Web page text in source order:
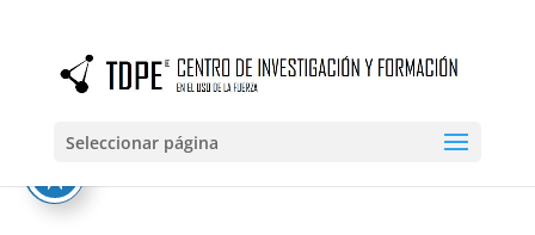
Seleccionar página